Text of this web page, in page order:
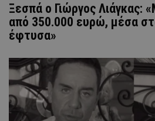
Ξεσπά ο Γιώργος Λιάγκας:
από 350.000 ευρώ, μέσα
έφτυσα»